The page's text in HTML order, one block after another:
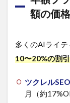
6.1
今す
料で
AIラ
イテ
グを
始め
よ
額の価
多くのAIライテ
10〜20%の割引
ツクレルSEO
月（約